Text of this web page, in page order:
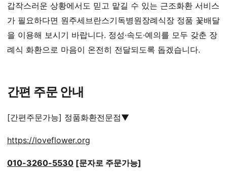
갑작스러운 상황에서도 믿고 맡길 수 있는 근조화환 서비스
가 필요하다면 원주세브란스기독병원장례식장 정품 꽃배달
을 이용해 보시기 바랍니다. 정성·속도·예의를 모두 갖춘 장
례식 화환으로 마음이 온전히 전달되도록 돕겠습니다.
간편 주문 안내
[간편주문가능] 정품화환전문점▼
https://loveflower.org
010-3260-5530 [문자로 주문가능]